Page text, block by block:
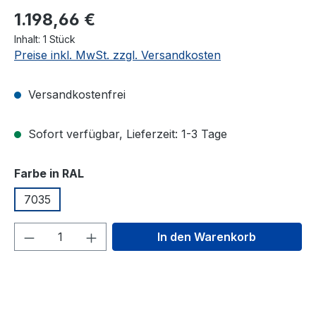
1.198,66 €
Inhalt: 1 Stück
Preise inkl. MwSt. zzgl. Versandkosten
Versandkostenfrei
Sofort verfügbar, Lieferzeit: 1-3 Tage
Farbe in RALauswählen
7035
Produkt Anzahl: Gib denIn den Warenkorb